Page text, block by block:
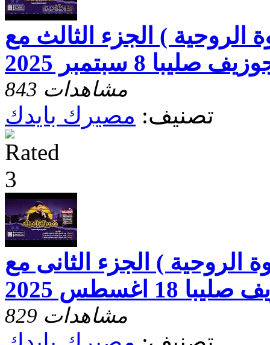
الروحية ) الجزء الثالث مع
8 سبتمبر 2025
843 مشاهدات
تصنيف: مصيرك بايدك
الروحية ) الجزء الثانى مع
اغسطس 2025
829 مشاهدات